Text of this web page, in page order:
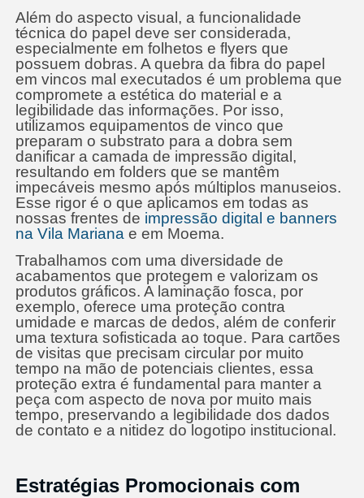
Além do aspecto visual, a funcionalidade
técnica do papel deve ser considerada,
especialmente em folhetos e flyers que
possuem dobras. A quebra da fibra do papel
em vincos mal executados é um problema que
compromete a estética do material e a
legibilidade das informações. Por isso,
utilizamos equipamentos de vinco que
preparam o substrato para a dobra sem
danificar a camada de impressão digital,
resultando em folders que se mantêm
impecáveis mesmo após múltiplos manuseios.
Esse rigor é o que aplicamos em todas as
nossas frentes de impressão digital e banners
na Vila Mariana e em Moema.
Trabalhamos com uma diversidade de
acabamentos que protegem e valorizam os
produtos gráficos. A laminação fosca, por
exemplo, oferece uma proteção contra
umidade e marcas de dedos, além de conferir
uma textura sofisticada ao toque. Para cartões
de visitas que precisam circular por muito
tempo na mão de potenciais clientes, essa
proteção extra é fundamental para manter a
peça com aspecto de nova por muito mais
tempo, preservando a legibilidade dos dados
de contato e a nitidez do logotipo institucional.
Estratégias Promocionais com